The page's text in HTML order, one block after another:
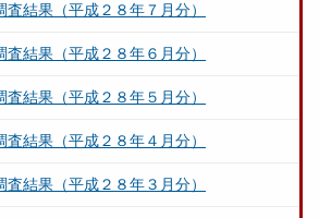
査結果（平成２８年７月分）
査結果（平成２８年６月分）
査結果（平成２８年５月分）
査結果（平成２８年４月分）
査結果（平成２８年３月分）